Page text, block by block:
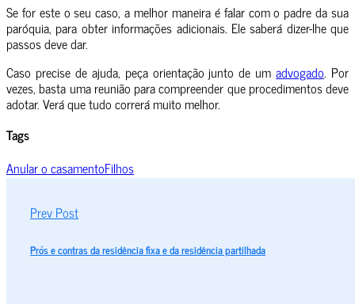
Se for este o seu caso, a melhor maneira é falar com o padre da sua
paróquia, para obter informações adicionais. Ele saberá dizer-lhe que
passos deve dar.
Caso precise de ajuda, peça orientação junto de umadvogado. Por
vezes, basta uma reunião para compreender que procedimentos deve
adotar. Verá que tudo correrá muito melhor.
Tags
Anular o casamentoFilhos
Prev Post
Prós e contras da residência fixa e da residência partilhada